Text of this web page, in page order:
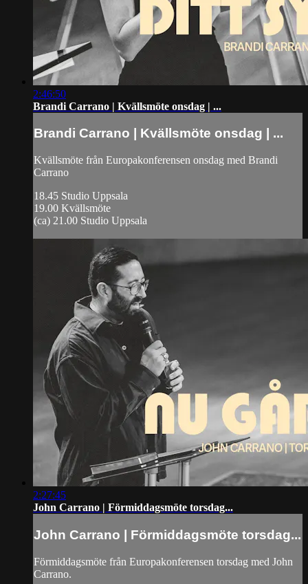
2:46:50
Brandi Carrano | Kvällsmöte onsdag | ...
Brandi Carrano | Kvällsmöte onsdag | ...
Kvällsmöte från Europakonferensen onsdag med Brandi
Carrano
18.45 Studio Uppsala
19.00 Kvällsmöte
(ca) 21.00 Studio Uppsala
2:27:45
John Carrano | Förmiddagsmöte torsdag...
John Carrano | Förmiddagsmöte torsdag...
Förmiddagsmöte från Europakonferensen torsdag med John
Carrano.